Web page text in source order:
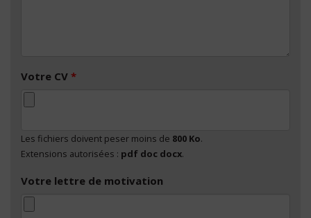
Votre CV *
Les fichiers doivent peser moins de 800 Ko.
Extensions autorisées : pdf doc docx.
Votre lettre de motivation